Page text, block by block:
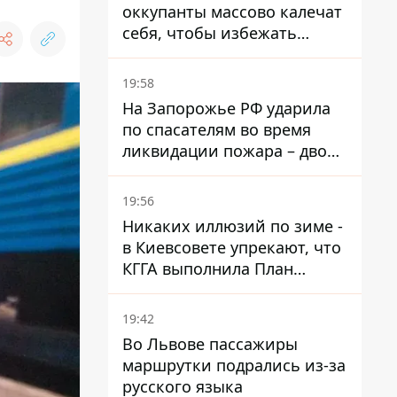
оккупанты массово калечат
себя, чтобы избежать
штурмов - ГУР
19:58
На Запорожье РФ ударила
по спасателям во время
ликвидации пожара – двое
раненых
19:56
Никаких иллюзий по зиме -
в Киевсовете упрекают, что
КГГА выполнила План
устойчивости на 20%
19:42
Во Львове пассажиры
маршрутки подрались из-за
русского языка